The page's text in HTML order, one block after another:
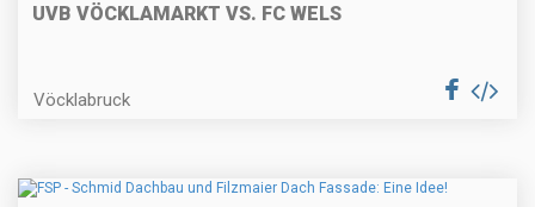
UVB VÖCKLAMARKT VS. FC WELS
Vöcklabruck